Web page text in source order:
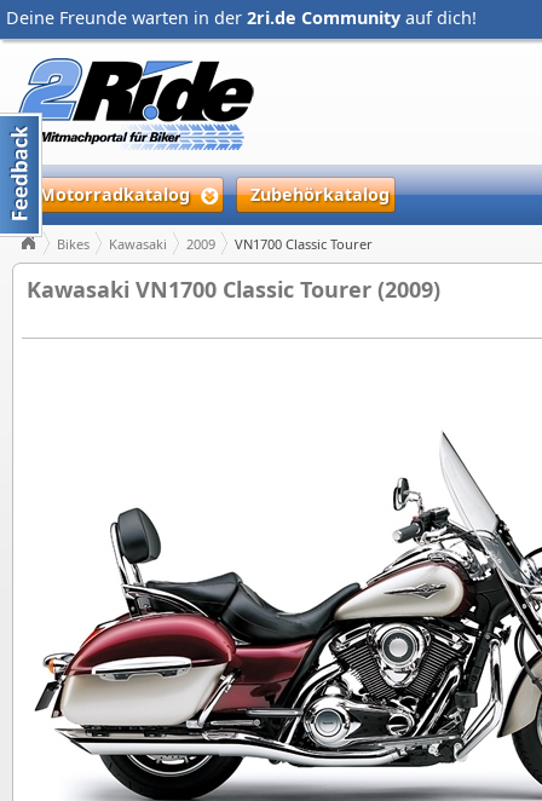
Deine Freunde warten in der 2ri.de Community auf dich!
Motorradkatalog Zubehörkatalog
Bikes Kawasaki 2009 VN1700 Classic Tourer
Kawasaki VN1700 Classic Tourer (2009)